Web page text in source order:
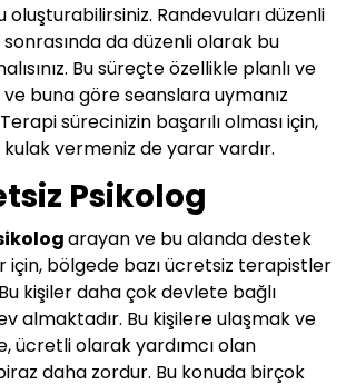
oluşturabilirsiniz. Randevuları düzenli
da düzenli olarak bu
Bu süreçte özellikle planlı ve
ve buna göre seanslara uymanız
sürecinizin başarılı olması için,
vermeniz de yarar vardır.
Psikolog
arayan ve bu alanda destek
için, bölgede bazı ücretsiz terapistler
kişiler daha çok devlete bağlı
almaktadır. Bu kişilere ulaşmak ve
ücretli olarak yardımcı olan
daha zordur. Bu konuda birçok